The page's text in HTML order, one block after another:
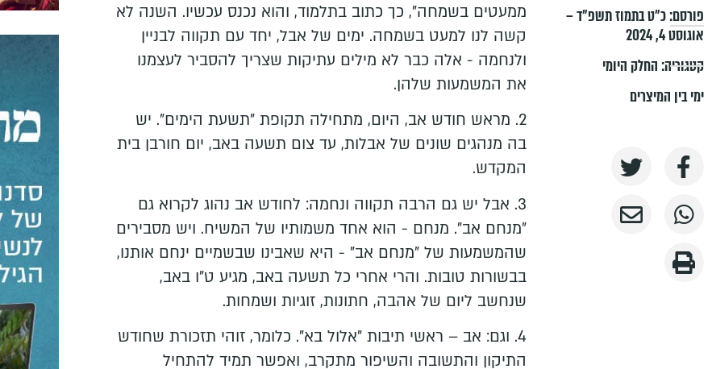
פורסם:כ״ט בתמוז תשפ״ד –
אוגוסט 4, 2024
קטגוריה:החלק היומי
ימי בין המיצרים
ממעטים בשמחה", כך כתוב בתלמוד, והוא נכנס עכשיו. השנה לא
קשה לנו למעט בשמחה. ימים של אבל, יחד עם תקווה לבניין
ולנחמה - אלה כבר לא מילים עתיקות שצריך להסביר לעצמנו
את המשמעות שלהן.
2.⁠ ⁠מראש חודש אב, היום, מתחילה תקופת "תשעת הימים". יש
בה מנהגים שונים של אבלות, עד צום תשעה באב, יום חורבן בית
המקדש.
3.⁠ ⁠אבל יש גם הרבה תקווה ונחמה: לחודש אב נהוג לקרוא גם
"מנחם אב". מנחם - הוא אחד משמותיו של המשיח. ויש מסבירים
שהמשמעות של "מנחם אב" - היא שאבינו שבשמיים ינחם אותנו,
בבשורות טובות. והרי אחרי כל תשעה באב, מגיע ט"ו באב,
שנחשב ליום של אהבה, חתונות, זוגיות ושמחות.
4.⁠ ⁠וגם: אב – ראשי תיבות "אלול בא". כלומר, זוהי תזכורת שחודש
התיקון והתשובה והשיפור מתקרב, ואפשר תמיד להתחיל